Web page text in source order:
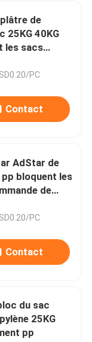
de
25KG 40KG
les sacs
PC
Contact
AdStar de
pp bloquent les
de
PC
Contact
du sac
25KG
pp